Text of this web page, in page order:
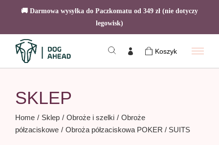
🚚 Darmowa wysyłka do Paczkomatu od 349 zł (nie dotyczy
legowisk)
content
Koszyk
SKLEP
Home Sklep Obroże i szelki
Obroże
półzaciskowe
Obroża półzaciskowa POKER / SUITS